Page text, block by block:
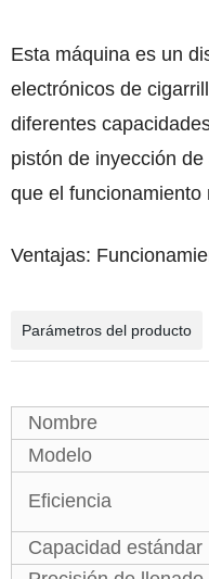
Esta máquina es un
electrónicos de
diferentes
pistón de inyección
que el funcionamiento
Ventajas:
Parámetros del producto
Nombre
Modelo
Eficiencia
Capacidad estándar